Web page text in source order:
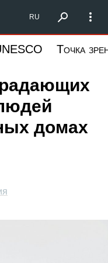
Запад
RU
Точка
домах